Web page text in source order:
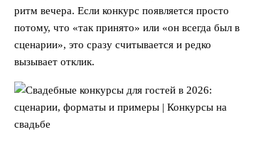
ритм вечера. Если конкурс появляется просто
потому, что «так принято» или «он всегда был в
сценарии», это сразу считывается и редко
вызывает отклик.